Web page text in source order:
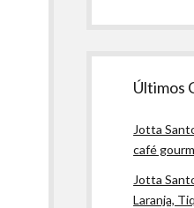
Últimos
Jotta
café
Jotta
Laranja,